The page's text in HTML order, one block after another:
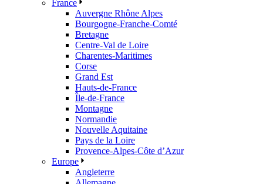
France
Auvergne Rhône Alpes
Bourgogne-Franche-Comté
Bretagne
Centre-Val de Loire
Charentes-Maritimes
Corse
Grand Est
Hauts-de-France
Île-de-France
Montagne
Normandie
Nouvelle Aquitaine
Pays de la Loire
Provence-Alpes-Côte d’Azur
Europe
Angleterre